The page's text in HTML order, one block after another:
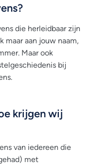
die herleidbaar zijn
maar aan jouw naam,
Maar ook
bij
krijgen wij
van iedereen die
met